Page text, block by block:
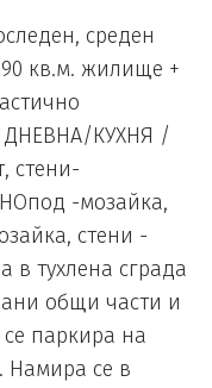
среден
кв.м. жилище +
ДНЕВНА/КУХНЯ /
стени-
-мозайка,
стени -
тухлена сграда
общи части и
паркира на
Намира се в